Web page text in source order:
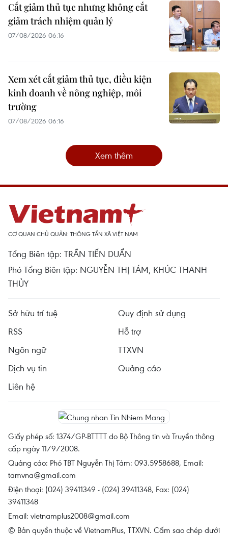
Cắt giảm thủ tục nhưng không cắt
giảm trách nhiệm quản lý
07/08/2026 06:16
Xem xét cắt giảm thủ tục, điều kiện
kinh doanh về nông nghiệp, môi
trường
07/08/2026 06:16
Xem thêm
CƠ QUAN CHỦ QUẢN: THÔNG TẤN XÃ VIỆT NAM
Tổng Biên tập: TRẦN TIẾN DUẨN
Phó Tổng Biên tập: NGUYỄN THỊ TÁM, KHÚC THANH
THỦY
Sở hữu trí tuệ
Quy định sử dụng
RSS
Hỗ trợ
Ngôn ngữ
TTXVN
Dịch vụ tin
Quảng cáo
Liên hệ
Giấy phép số: 1374/GP-BTTTT do Bộ Thông tin và Truyền thông
cấp ngày 11/9/2008.
Quảng cáo: Phó TBT Nguyễn Thị Tám: 093.5958688, Email:
tamvna@gmail.com
Điện thoại: (024) 39411349 - (024) 39411348, Fax: (024)
39411348
Email: vietnamplus2008@gmail.com
© Bản quyền thuộc về VietnamPlus, TTXVN. Cấm sao chép dưới